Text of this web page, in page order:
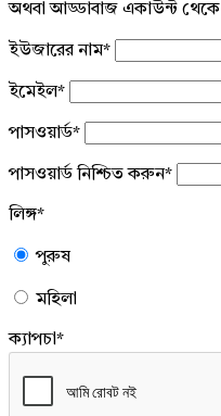
অথবা আড্ডাবাজ একাউন্ট থেকে
ইউজারের নাম*
ইমেইল*
পাসওয়ার্ড*
পাসওয়ার্ড নিশ্চিত করুন*
লিঙ্গ*
পুরুষ
মহিলা
ক্যাপচা*